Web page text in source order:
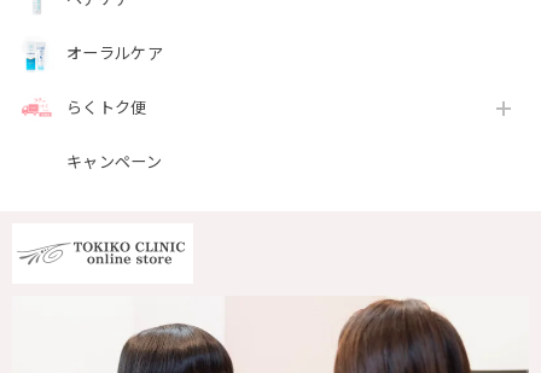
オーラルケア
らくトク便
キャンペーン